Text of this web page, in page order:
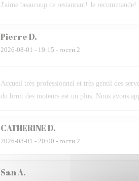
J'aime beaucoup ce restaurant! Je recommande!
PierreD
2026-08-01 - 19:15 - гости 2
Accueil très professionnel et très gentil des
du bruit des moteurs est un plus. Nous avons
CATHERINED
2026-08-01 - 20:00 - гости 2
SanA